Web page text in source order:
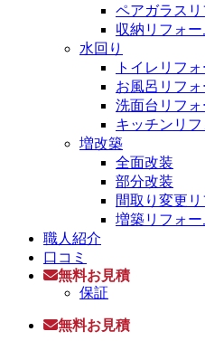
ペアガラスリ
収納リフォー
水回り
トイレリフ
お風呂リフォ
洗面台リフォ
キッチンリフ
増改築
全面改装
部分改装
間取り変更
増築リフォー
職人紹介
口コミ
無料お見積
保証
無料お見積